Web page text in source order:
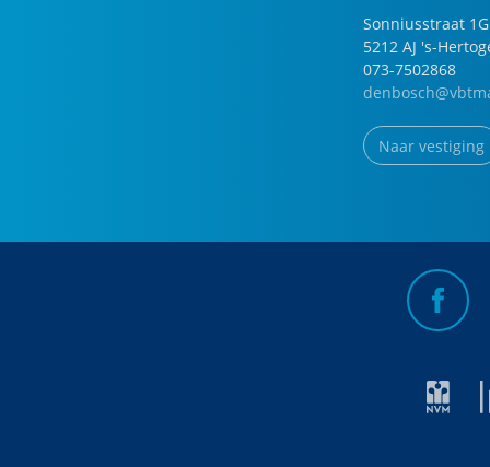
Sonniusstraat 1G
5212 AJ 's-
073-7502868
Naar vestiging